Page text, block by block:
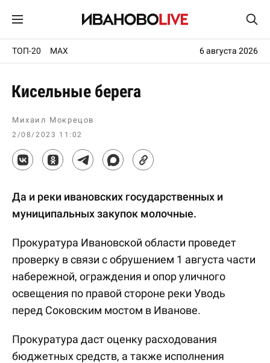
ТОП-20 MAX 6 августа 2026
Кисельные берега
Михаил Мокрецов
2/08/2023 11:02
Да и реки ивановских государственных и
муниципальных закупок молочные.
Прокуратура Ивановской области проведет
проверку в связи с обрушением 1 августа части
набережной, ограждения и опор уличного
освещения по правой стороне реки Уводь
перед Соковским мостом в Иванове.
Прокуратура даст оценку расходования
бюджетных средств, а также исполнения